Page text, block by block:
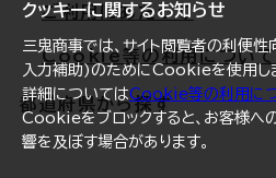
クッキーに関するお知らせ
三鬼商事では、サイト閲覧者の利便性
入力補助)のためにCookieを使用し
詳細についてはCookie等の利用に
Cookieをブロックすると、お客様へ
響を及ぼす場合があります。
仙台
横浜
福岡
オフィスリポート
ご利用にあたって
Cookie等の利用について
都道府県から探す